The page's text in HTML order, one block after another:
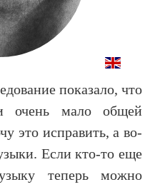
показало, что
очень мало общей
это исправить, а во-
Если кто-то еще
теперь можно